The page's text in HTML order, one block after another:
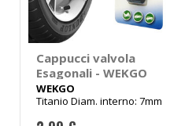
Cappucci valvola
Esagonali - WEKGO
WEKGO
Titanio Diam. interno: 7mm